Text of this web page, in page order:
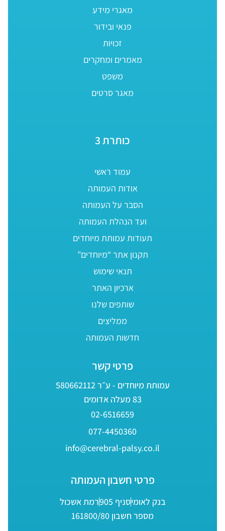
מאגרי מידע
פנאי ובידור
זכויות
מאמרים ומחקרים
משפט
מאגר סרטים
כותרת 3
עמוד ראשי
אודות העמותה
הסבר על העמותה
ועד הנהלת העמותה
תעודות עמותת מיוחדים
תקנון אתר “מיוחדים”
תנאי שימוש
ארכיון האתר
שותפים שלנו
ממליצים
חדשות העמותה
פרטי קשר
עמותת מיוחדים - ע״ר 580662112
83 מעלה אדומים
02-6516659
077-4450360
info@cerebral-palsy.co.il
פרטי חשבון העמותה
בנק לאומיסניף 905
רמת אשכול
מספר חשבון 161800/80